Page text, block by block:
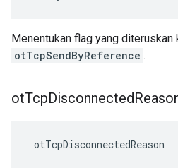
Menentukan flag yang diteruskan
otTcpSendByReference .
otTcpDisconnected
otTcpDisconnectedReason